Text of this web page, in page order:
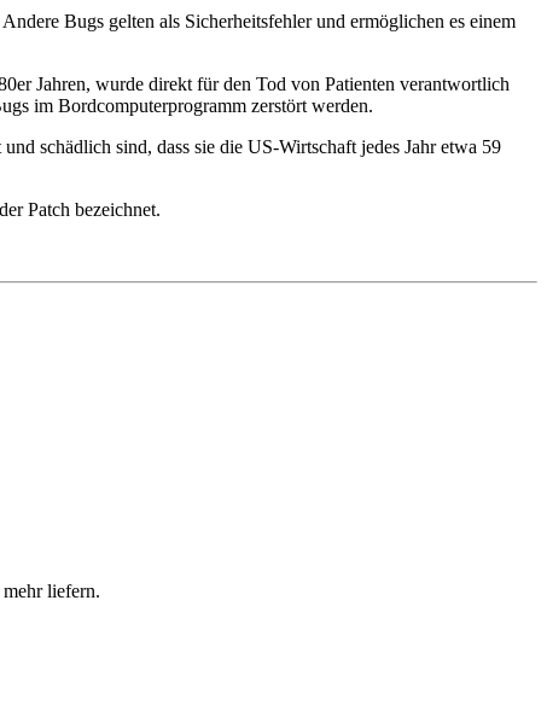
Bugs gelten als Sicherheitsfehler und ermöglichen es einem
Jahren, wurde direkt für den Tod von Patienten verantwortlich
im Bordcomputerprogramm zerstört werden.
schädlich sind, dass sie die US-Wirtschaft jedes Jahr etwa 59
Patch bezeichnet.
liefern.